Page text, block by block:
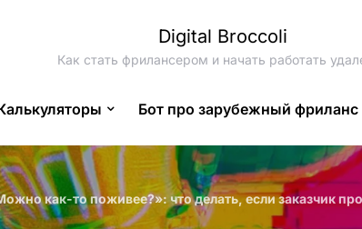
Digital Broccoli
Как стать фрилансером и начать работать
Бот про зарубежный фриланс
как-то поживее?»: что делать, если заказчик